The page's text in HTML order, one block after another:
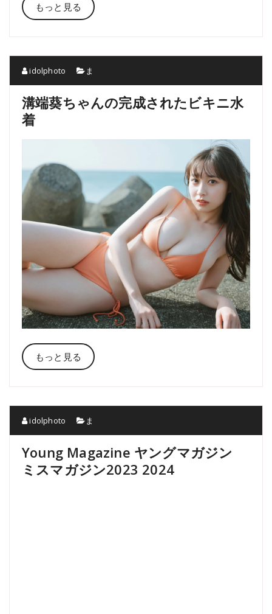
もっと見る
idolphoto ま
溝端葵ちゃんの完成されたビキニ水
着
もっと見る
idolphoto ま
Young Magazine ヤングマガジン
ミスマガジン2023 2024